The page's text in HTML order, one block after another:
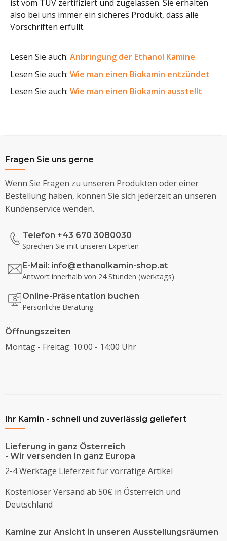
ist vom TÜV zertifiziert und zugelassen. Sie erhalten
also bei uns immer ein sicheres Produkt, dass alle
Vorschriften erfüllt.
Lesen Sie auch: Anbringung der Ethanol Kamine
Lesen Sie auch: Wie man einen Biokamin entzündet
Lesen Sie auch: Wie man einen Biokamin ausstellt
Fragen Sie uns gerne
Wenn Sie Fragen zu unseren Produkten oder einer
Bestellung haben, können Sie sich jederzeit an unseren
Kundenservice wenden.
Telefon +43 670 3080030
Sprechen Sie mit unseren Experten
E-Mail: info@ethanolkamin-shop.at
Antwort innerhalb von 24 Stunden (werktags)
Online-Präsentation buchen
Persönliche Beratung
Öffnungszeiten
Montag - Freitag: 10:00 - 14:00 Uhr
Ihr Kamin - schnell und zuverlässig geliefert
Lieferung in ganz Österreich
- Wir versenden in ganz Europa
2-4 Werktage Lieferzeit für vorrätige Artikel
Kostenloser Versand ab 50€ in Österreich und
Deutschland
Kamine zur Ansicht in unseren Ausstellungsräumen